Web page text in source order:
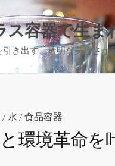
ス容器で生
き出す、透明な美しさが
/ 水 /食品容器
環境革命を